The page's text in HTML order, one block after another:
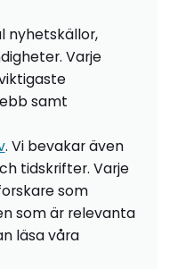
nyhetskällor,
Varje
samt
. Vi bevakar även
tidskrifter. Varje
som
som är relevanta
läsa våra